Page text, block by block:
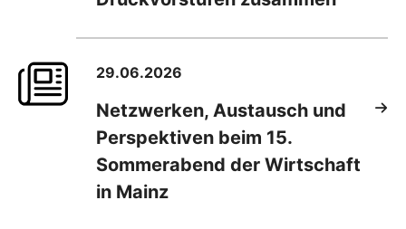
29.06.2026
Netzwerken, Austausch und
Perspektiven beim 15.
Sommerabend der Wirtschaft
in Mainz